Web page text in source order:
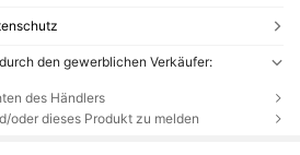
den gewerblichen Verkäufer:
des Händlers
oder dieses Produkt zu melden